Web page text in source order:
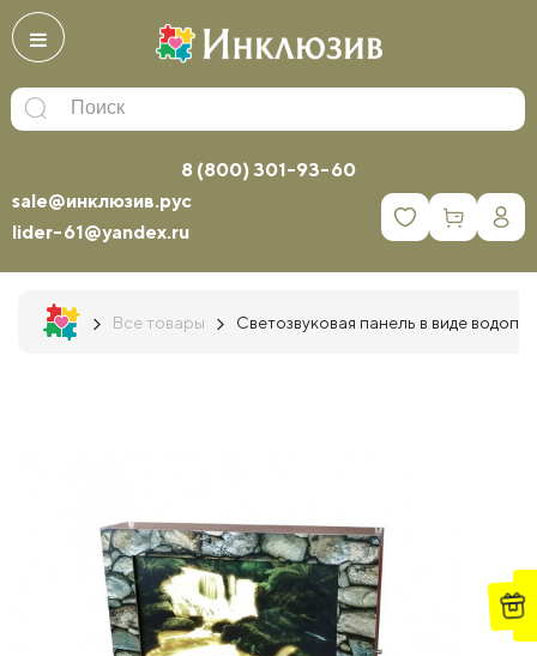
8 (800) 301-93-60
sale@инклюзив.рус
lider-61@yandex.ru
0
Все товары Светозвуковая панель в виде